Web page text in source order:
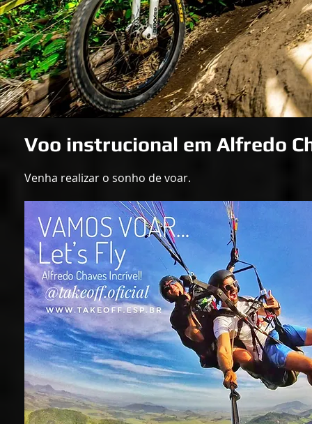
Voo instrucional em Alfredo
Venha realizar o sonho de voar.